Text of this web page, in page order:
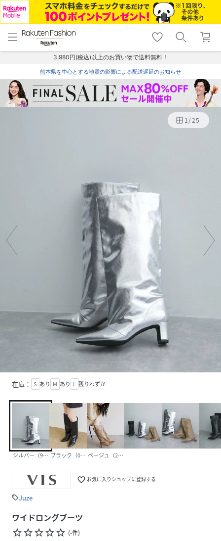
menu home
トップ
shopping_cart lock_outline
ログイン
3,980円(税込)以上のお買い物で送料無料！
熊本県を中心とする地震の影響による配送遅延のお知らせ
1/25
在庫： S あり M あり L 残りわずか
シルバー（93）ブラック（01）ベージュ（27）
favorite_border お気に入りショップに登録する
sellJuze
ワイドロングブーツ
star_borderstar_borderstar_borderstar_borderstar_border (-件)